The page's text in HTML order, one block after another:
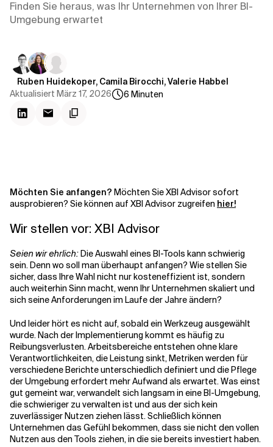
Verwandte Themen
Finden Sie heraus, was Ihr Unternehmen von Ihrer BI-
Umgebung erwartet
Ruben Huidekoper, Camila Birocchi, Valerie Habbel
Aktualisiert März 17, 2026 6 Minuten
Möchten Sie anfangen? Möchten Sie XBI Advisor sofort
ausprobieren? Sie können auf XBI Advisor zugreifen hier!
Wir stellen vor: XBI Advisor
Seien wir ehrlich:Die Auswahl eines BI-Tools kann schwierig
sein. Denn wo soll man überhaupt anfangen? Wie stellen Sie
sicher, dass Ihre Wahl nicht nur kosteneffizient ist, sondern
auch weiterhin Sinn macht, wenn Ihr Unternehmen skaliert und
sich seine Anforderungen im Laufe der Jahre ändern?
Und leider hört es nicht auf, sobald ein Werkzeug ausgewählt
wurde. Nach der Implementierung kommt es häufig zu
Reibungsverlusten. Arbeitsbereiche entstehen ohne klare
Verantwortlichkeiten, die Leistung sinkt, Metriken werden für
verschiedene Berichte unterschiedlich definiert und die Pflege
der Umgebung erfordert mehr Aufwand als erwartet. Was einst
gut gemeint war, verwandelt sich langsam in eine BI-Umgebung,
die schwieriger zu verwalten ist und aus der sich kein
zuverlässiger Nutzen ziehen lässt. Schließlich können
Unternehmen das Gefühl bekommen, dass sie nicht den vollen
Nutzen aus den Tools ziehen, in die sie bereits investiert haben.